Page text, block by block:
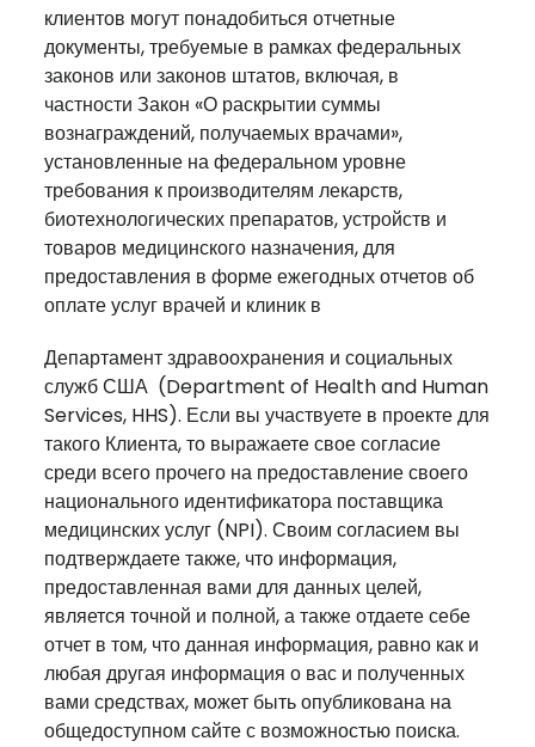
клиентов могут понадобиться отчетные
документы, требуемые в рамках федеральных
законов или законов штатов, включая, в
частности Закон «О раскрытии суммы
вознаграждений, получаемых врачами»,
установленные на федеральном уровне
требования к производителям лекарств,
биотехнологических препаратов, устройств и
товаров медицинского назначения, для
предоставления в форме ежегодных отчетов об
оплате услуг врачей и клиник в
Департамент здравоохранения и социальных
служб США (Department of Health and Human
Services, HHS). Если вы участвуете в проекте для
такого Клиента, то выражаете свое согласие
среди всего прочего на предоставление своего
национального идентификатора поставщика
медицинских услуг (NPI). Своим согласием вы
подтверждаете также, что информация,
предоставленная вами для данных целей,
является точной и полной, а также отдаете себе
отчет в том, что данная информация, равно как и
любая другая информация о вас и полученных
вами средствах, может быть опубликована на
общедоступном сайте с возможностью поиска.